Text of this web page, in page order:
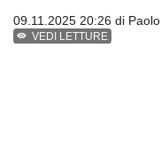
09.11.2025 20:26 di
VEDI LETTURE